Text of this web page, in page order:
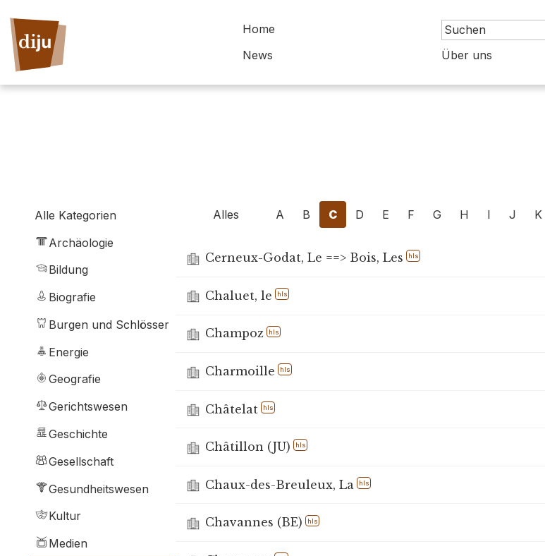
Home
News
Über uns
Alle Kategorien
Archäologie
Bildung
Biografie
Burgen und Schlösser
Energie
Geografie
Gerichtswesen
Geschichte
Gesellschaft
Gesundheitswesen
Kultur
Medien
Alles A B C D E F G H I J K
Cerneux-Godat, Le ==> Bois, Les hls
Chaluet, le hls
Champoz hls
Charmoille hls
Châtelat hls
Châtillon (JU) hls
Chaux-des-Breuleux, La hls
Chavannes (BE) hls